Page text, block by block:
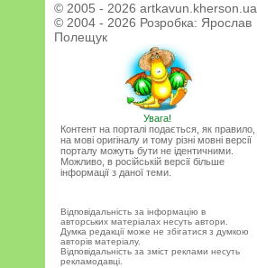
© 2005 - 2026 artkavun.kherson.ua
© 2004 - 2026 Розробка: Ярослав
Полещук
Увага!
Контент на порталі подається, як правило,
на мові оригіналу и тому різні мовні версії
порталу можуть бути не ідентичними.
Можливо, в російській версії більше
інформації з даної теми.
Відповідальність за інформацію в
авторських матеріалах несуть автори.
Думка редакції може не збігатися з думкою
авторів матеріалу.
Відповідальність за зміст реклами несуть
рекламодавці.